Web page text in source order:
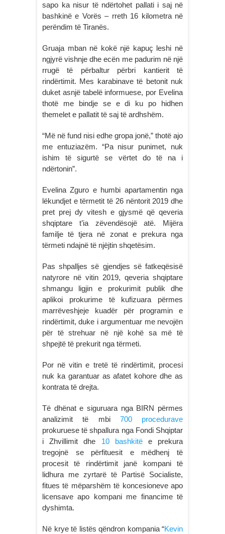
sapo ka nisur të ndërtohet pallati i saj në
bashkinë e Vorës – rreth 16 kilometra në
perëndim të Tiranës.
Gruaja mban në kokë një kapuç leshi në
ngjyrë vishnje dhe ecën me padurim në një
rrugë të përbaltur përbri kantierit të
rindërtimit. Mes karabinave të betonit nuk
duket asnjë tabelë informuese, por Evelina
thotë me bindje se e di ku po hidhen
themelet e pallatit të saj të ardhshëm.
“Më në fund nisi edhe gropa jonë,” thotë ajo
me entuziazëm. “Pa nisur punimet, nuk
ishim të sigurtë se vërtet do të na i
ndërtonin”.
Evelina Zguro e humbi apartamentin nga
lëkundjet e tërmetit të 26 nëntorit 2019 dhe
pret prej dy vitesh e gjysmë që qeveria
shqiptare t’ia zëvendësojë atë. Mijëra
familje të tjera në zonat e prekura nga
tërmeti ndajnë të njëjtin shqetësim.
Pas shpalljes së gjendjes së fatkeqësisë
natyrore në vitin 2019, qeveria shqiptare
shmangu ligjin e prokurimit publik dhe
aplikoi prokurime të kufizuara përmes
marrëveshjeje kuadër për programin e
rindërtimit, duke i argumentuar me nevojën
për të strehuar në një kohë sa më të
shpejtë të prekurit nga tërmeti.
Por në vitin e tretë të rindërtimit, procesi
nuk ka garantuar as afatet kohore dhe as
kontrata të drejta.
Të dhënat e siguruara nga BIRN përmes
analizimit të mbi700 procedurave
prokuruese të shpallura nga Fondi Shqiptar
i Zhvillimit dhe 10 bashkitëe prekura
tregojnë se përfituesit e mëdhenj të
procesit të rindërtimit janë kompani të
lidhura me zyrtarë të Partisë Socialiste,
fitues të mëparshëm të koncesioneve apo
licensave apo kompani me financime të
dyshimta.
Në krye të listës qëndron kompania “Kevin